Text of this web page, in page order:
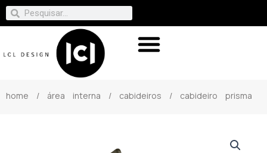
home / área interna / cabideiros / cabideiro prisma